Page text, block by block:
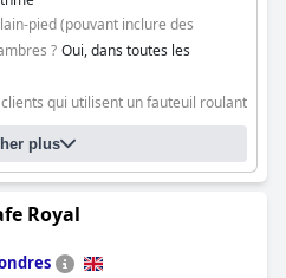
pied (pouvant inclure des
? Oui, dans toutes les
qui utilisent un fauteuil roulant
plus
Royal